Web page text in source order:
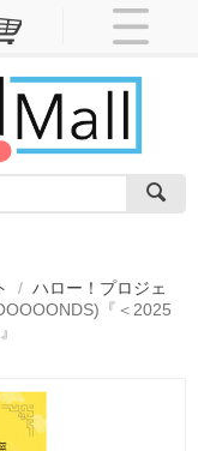
/ ハロー！プロジェ
『＜2025